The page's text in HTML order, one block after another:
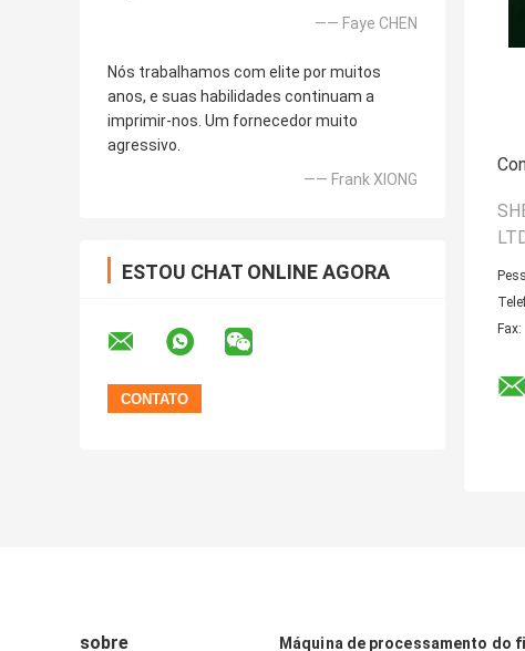
—— Faye CHEN
Nós trabalhamos com elite por muitos
anos, e suas habilidades continuam a
imprimir-nos. Um fornecedor muito
agressivo.
—— Frank XIONG
ESTOU CHAT ONLINE AGORA
Fax:
sobre Máquina de processamento do